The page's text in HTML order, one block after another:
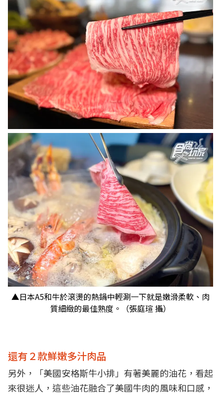
​​​​​​​▲日本A5和牛於滾燙的熱鍋中輕涮一下就是嫩滑柔軟、肉
質細緻的最佳熟度。（張庭瑄 攝）
還有２款鮮嫩多汁肉品
另外，「美國安格斯牛小排」有著美麗的油花，看起
來很迷人，這些油花融合了美國牛肉的風味和口感，